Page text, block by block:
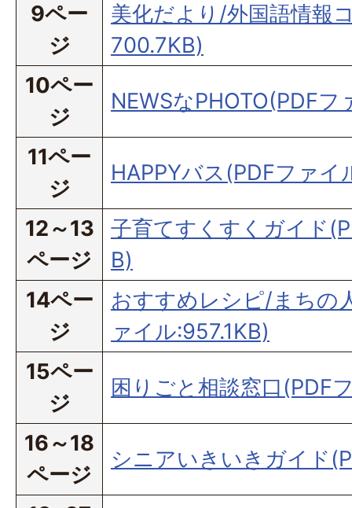
9ペー
ジ
美化だより/外国語情報
700.7KB)
10ペー
ジ
NEWSなPHOTO(PDF
11ペー
ジ
HAPPYバス(PDFファイ
12～13
ページ
子育てすくすくガイド
B)
14ペー
ジ
おすすめレシピ/まちの
ァイル:957.1KB)
15ペー
ジ
困りごと相談窓口(PDF
16～18
ページ
シニアいきいきガイド